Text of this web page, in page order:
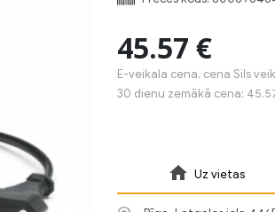
45.57 €
E-veikala cena, cena Sils
30 dienu zemākā cena:
Uz vietas